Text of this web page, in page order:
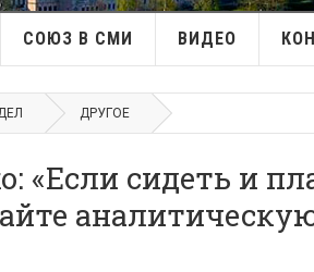
СОЮЗ В СМИ ВИДЕО
ДРУГОЕ
«Если сидеть и